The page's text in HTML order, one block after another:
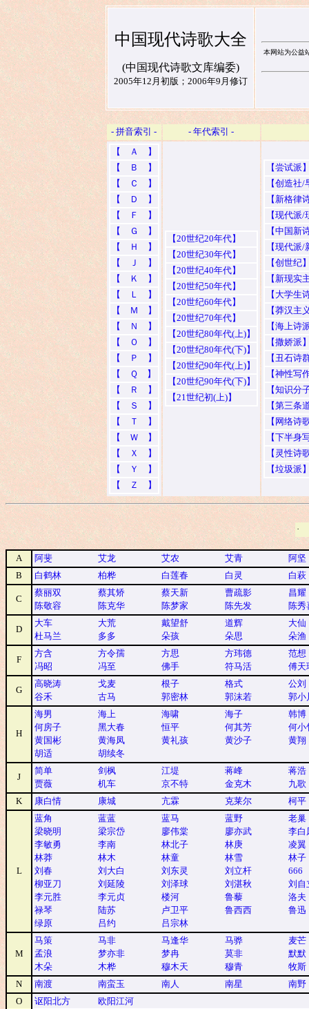
中国现代诗歌大全
(中国现代诗歌文库编委)
2005年12月初版；2006年9月修订
本网站为公益
- 拼音索引 - - 年代索引 -
【 Ａ 】
【 Ｂ 】
【 Ｃ 】
【 Ｄ 】
【 Ｆ 】
【 Ｇ 】
【 Ｈ 】
【 Ｊ 】
【 Ｋ 】
【 Ｌ 】
【 Ｍ 】
【 Ｎ 】
【 Ｏ 】
【 Ｐ 】
【 Ｑ 】
【 Ｒ 】
【 Ｓ 】
【 Ｔ 】
【 Ｗ 】
【 Ｘ 】
【 Ｙ 】
【 Ｚ 】
【20世纪20年代】
【20世纪30年代】
【20世纪40年代】
【20世纪50年代】
【20世纪60年代】
【20世纪70年代】
【20世纪80年代(上)】
【20世纪80年代(下)】
【20世纪90年代(上)】
【20世纪90年代(下)】
【21世纪初(上)】
【尝试派
【创造社
【新格律
【现代派
【中国新
【现代派
【创世纪
【新现实
【大学生
【莽汉主
【海上诗
【撒娇派
【丑石诗
【神性写
【知识分
【第三条
【网络诗
【下半身
【灵性诗
【垃圾派
·
A 阿斐 艾龙 艾农 艾青
阿坚
B
白鹤林 柏桦 白莲春 白灵 白萩
C
蔡丽双 蔡其矫 蔡天新 曹疏影
昌耀
陈敬容
陈克华 陈梦家 陈先发 陈秀
D
大车 大荒 戴望舒 道辉
大仙
杜马兰
多多 朵孩 朵思 朵渔
F
方含 方令孺 方思 方玮德
范想
冯昭
冯至 佛手 符马活 傅天
G
高晓涛 戈麦 根子 格式
公刘
谷禾
古马 郭密林 郭沫若 郭小
H
海男 海上 海啸 海子
韩博
何房子
黑大春 恒平 何其芳
何小
黄国彬
黄海凤 黄礼孩 黄沙子
黄翔
胡适
胡续冬
J
简单 剑枫 江堤 蒋峰
蒋浩
贾薇
机车 京不特 金克木
九歌
K
康白情 康城 亢霖 克莱尔 柯平
L
蓝角 蓝蓝 蓝马 蓝野
老巢
梁晓明
梁宗岱 廖伟棠 廖亦武
李白
李敏勇
李南 林北子 林庚
凌翼
林莽
林木 林童 林雪
林子
刘春
刘大白 刘东灵 刘立杆
666
柳亚刀
刘延陵 刘泽球 刘湛秋
刘自
李元胜
李元贞 楼河 鲁藜
洛夫
禄琴
陆苏 卢卫平 鲁西西
鲁迅
绿原
吕约 吕宗林
M
马策 马非 马逢华 马骅
麦芒
孟浪
梦亦非 梦冉 莫非
默默
木朵
木桦 穆木天 穆青
牧斯
N
南渡 南蛮玉 南人 南星
南野
O
讴阳北方
欧阳江河